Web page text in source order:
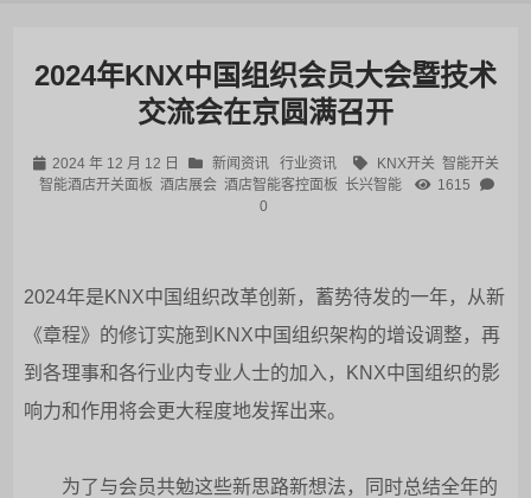
2024年KNX中国组织会员大会暨技术
交流会在京圆满召开
2024 年 12 月 12 日 新闻资讯 行业资讯 KNX开关 智能开关
智能酒店开关面板 酒店展会 酒店智能客控面板 长兴智能
1615
0
2024年是KNX中国组织改革创新，蓄势待发的一年，从新
《章程》的修订实施到KNX中国组织架构的增设调整，再
到各理事和各行业内专业人士的加入，KNX中国组织的影
响力和作用将会更大程度地发挥出来。
为了与会员共勉这些新思路新想法，同时总结全年的